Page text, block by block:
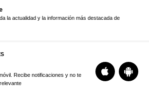
la actualidad y la información más destacada de
Recibe notificaciones y no te